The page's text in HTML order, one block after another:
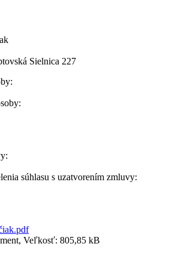
Sielnica 227
súhlasu s uzatvorením zmluvy:
Veľkosť: 805,85 kB